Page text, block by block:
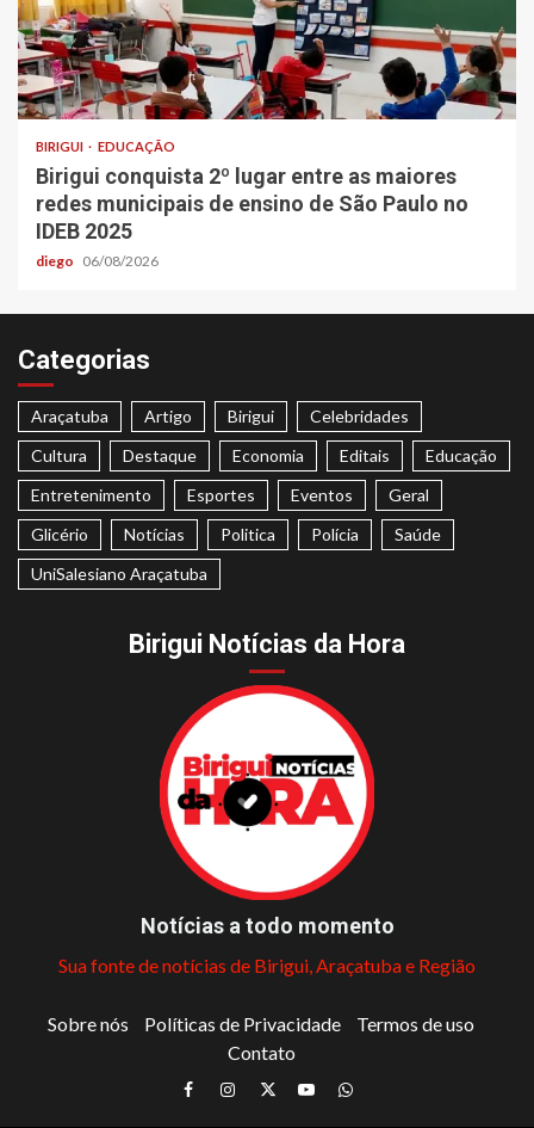
BIRIGUI EDUCAÇÃO
Birigui conquista 2º lugar entre as maiores
redes municipais de ensino de São Paulo no
IDEB 2025
diego 06/08/2026
Categorias
Araçatuba Artigo Birigui
Celebridades
Cultura
Destaque Economia Editais
Educação
Entretenimento
Esportes Eventos
Geral
Glicério
Notícias Politica Polícia
Saúde
UniSalesiano Araçatuba
Birigui Notícias da Hora
Notícias a todo momento
Sua fonte de notícias de Birigui, Araçatuba e Região
Sobre nós Políticas de Privacidade
Termos de uso
Contato
Facebook
Instagram
TwitterYoutubeWhatsapp